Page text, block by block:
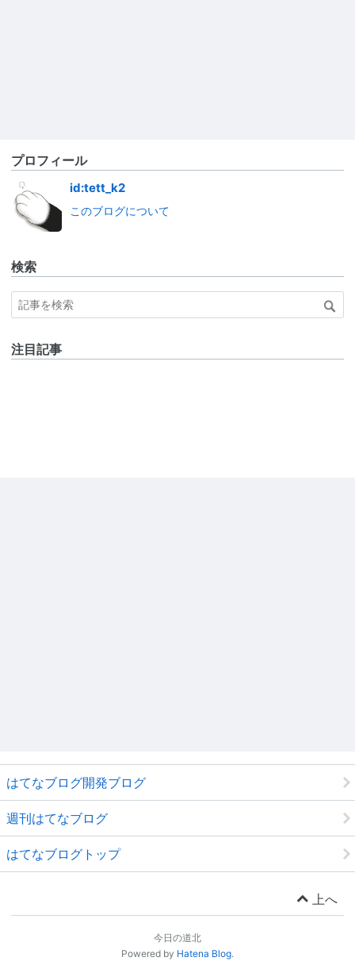
プロフィール
id:tett_k2
このブログについて
検索
注目記事
はてなブログ開発ブログ
週刊はてなブログ
はてなブログトップ
上へ
今日の道北
Powered by Hatena Blog.